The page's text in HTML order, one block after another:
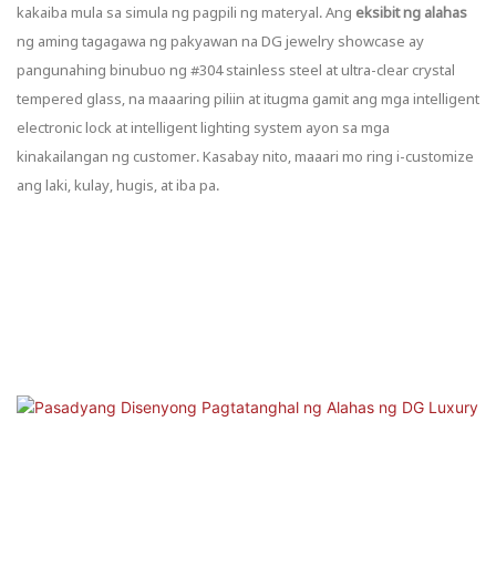
kakaiba mula sa simula ng pagpili ng materyal. Ang eksibit ng alahas
ng aming tagagawa ng pakyawan na DG jewelry showcase ay
pangunahing binubuo ng #304 stainless steel at ultra-clear crystal
tempered glass, na maaaring piliin at itugma gamit ang mga intelligent
electronic lock at intelligent lighting system ayon sa mga
kinakailangan ng customer. Kasabay nito, maaari mo ring i-customize
ang laki, kulay, hugis, at iba pa.